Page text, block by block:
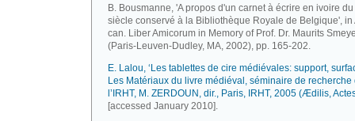
B. Bousmanne, 'A propos d'un carnet à écrire en ivoire
siècle conservé à la Bibliothèque Royale de Belgique', in
can. Liber Amicorum in Memory of Prof. Dr. Maurits
(Paris-Leuven-Dudley, MA, 2002), pp. 165-202.
E. Lalou, ‘Les tablettes de cire médiévales: support,
Les Matériaux du livre médiéval, séminaire de recherche
l’IRHT, M. ZERDOUN, dir., Paris, IRHT, 2005 (Ædilis,
[accessed January 2010].